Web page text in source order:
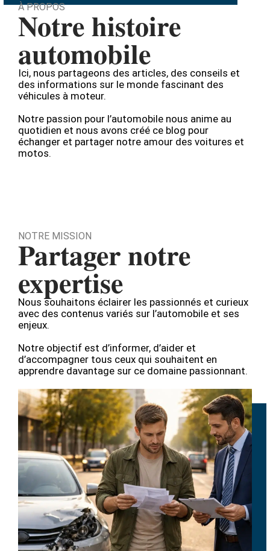
À PROPOS
Notre histoire
automobile
Ici, nous partageons des articles, des conseils et
des informations sur le monde fascinant des
véhicules à moteur.
Notre passion pour l’automobile nous anime au
quotidien et nous avons créé ce blog pour
échanger et partager notre amour des voitures et
motos.
NOTRE MISSION
Partager notre
expertise
Nous souhaitons éclairer les passionnés et curieux
avec des contenus variés sur l’automobile et ses
enjeux.
Notre objectif est d’informer, d’aider et
d’accompagner tous ceux qui souhaitent en
apprendre davantage sur ce domaine passionnant.